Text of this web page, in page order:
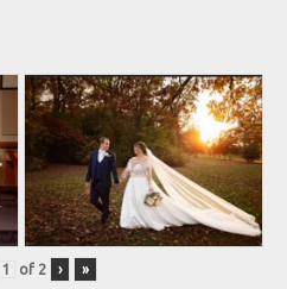
of 2 › »